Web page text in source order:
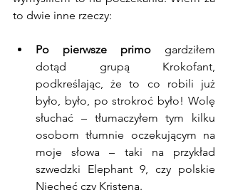
to dwie inne rzeczy:
Po pierwsze primo gardziłem
dotąd grupą Krokofant,
podkreślając, że to co robili już
było, było, po strokroć było! Wolę
słuchać – tłumaczyłem tym kilku
osobom tłumnie oczekującym na
moje słowa – taki na przykład
szwedzki Elephant 9, czy polskie
Niechęć czy Kristena.